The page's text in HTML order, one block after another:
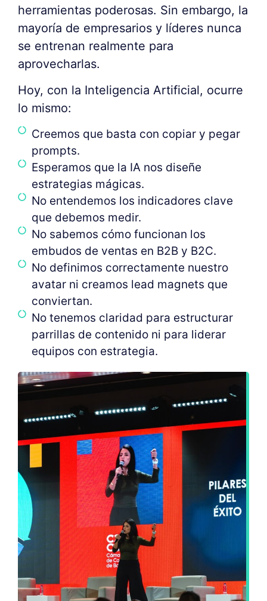
herramientas poderosas. Sin embargo, la
mayoría de empresarios y líderes nunca
se entrenan realmente para
aprovecharlas.
Hoy, con la Inteligencia Artificial, ocurre
lo mismo:
Creemos que basta con copiar y pegar
prompts.
Esperamos que la IA nos diseñe
estrategias mágicas.
No entendemos los indicadores clave
que debemos medir.
No sabemos cómo funcionan los
embudos de ventas en B2B y B2C.
No definimos correctamente nuestro
avatar ni creamos lead magnets que
conviertan.
No tenemos claridad para estructurar
parrillas de contenido ni para liderar
equipos con estrategia.